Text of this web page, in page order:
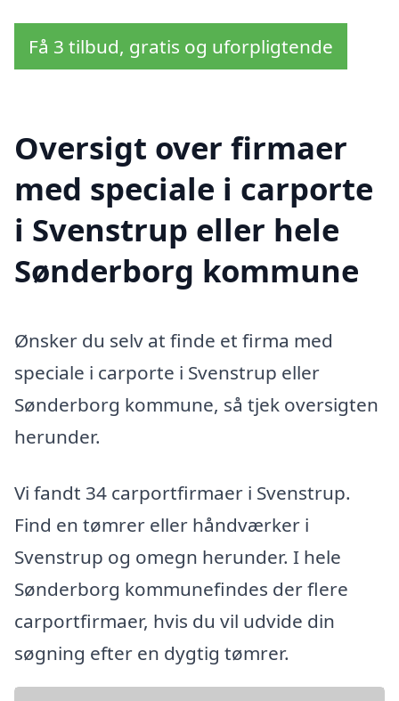
Få 3 tilbud, gratis og uforpligtende
Oversigt over firmaer
med speciale i carporte
i Svenstrup eller hele
Sønderborg kommune
Ønsker du selv at finde et firma med
speciale i carporte i Svenstrup eller
Sønderborg kommune, så tjek oversigten
herunder.
Vi fandt 34 carportfirmaer i Svenstrup.
Find en tømrer eller håndværker i
Svenstrup og omegn herunder. I hele
Sønderborg kommunefindes der flere
carportfirmaer, hvis du vil udvide din
søgning efter en dygtig tømrer.